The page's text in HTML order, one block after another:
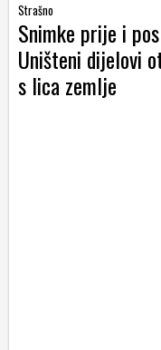
Strašno
Snimke prije i
Uništeni dijelovi
s lica zemlje